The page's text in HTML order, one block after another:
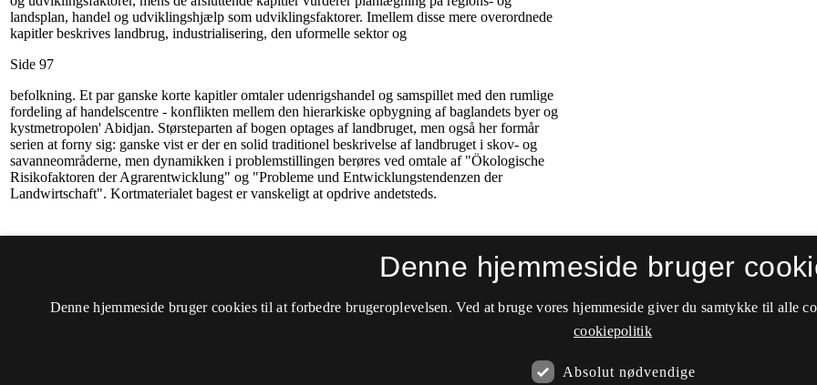
Denne hjemmeside bruger
Denne hjemmeside bruger cookies til at forbedre brugeroplevelsen. Ved at bruge vores hjemmeside giver du samtykke til alle
cookiepolitik
Absolut nødvendige